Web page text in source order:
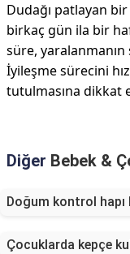
Dudağı patlayan
birkaç gün ila bir
süre,
İyileşme sürecini
tutulmasına dikkat
Diğer Bebek &
Doğum kontrol
Çocuklarda kepçe